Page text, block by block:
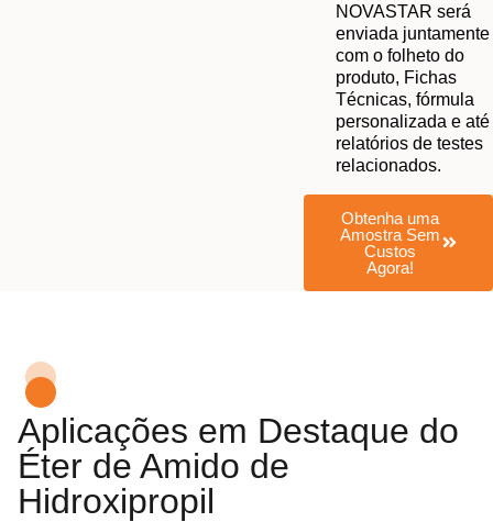
NOVASTAR será
enviada juntamente
com o folheto do
produto, Fichas
Técnicas, fórmula
personalizada e até
relatórios de testes
relacionados.
Obtenha uma
Amostra Sem
Custos
Agora!
Aplicações em Destaque do
Éter de Amido de
Hidroxipropil